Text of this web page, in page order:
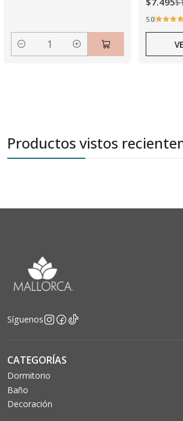
Cantidad
5.0
Productos vistos
Síguenos
CATEGORÍAS
Dormitorio
Baño
Decoración